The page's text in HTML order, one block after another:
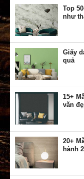
Top
như
Giấy
quả
15+
văn
20+
hành